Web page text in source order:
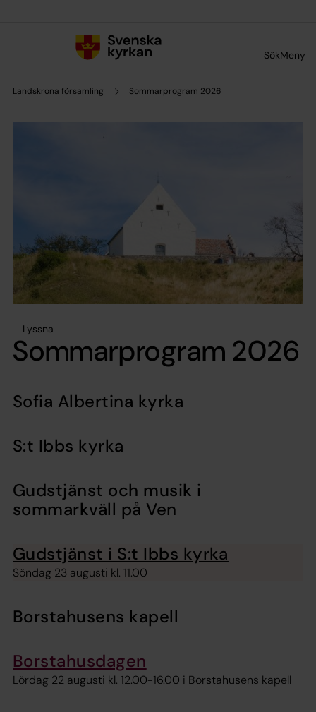
SökMeny
Landskrona församling Sommarprogram 2026
Lyssna
Sommarprogram 2026
Sofia Albertina kyrka
S:t Ibbs kyrka
Gudstjänst och musik i
sommarkväll på Ven
Gudstjänst i S:t Ibbs kyrka
Söndag 23 augusti kl. 11.00
Borstahusens kapell
Borstahusdagen
Lördag 22 augusti kl. 12.00-16.00 i Borstahusens kapell